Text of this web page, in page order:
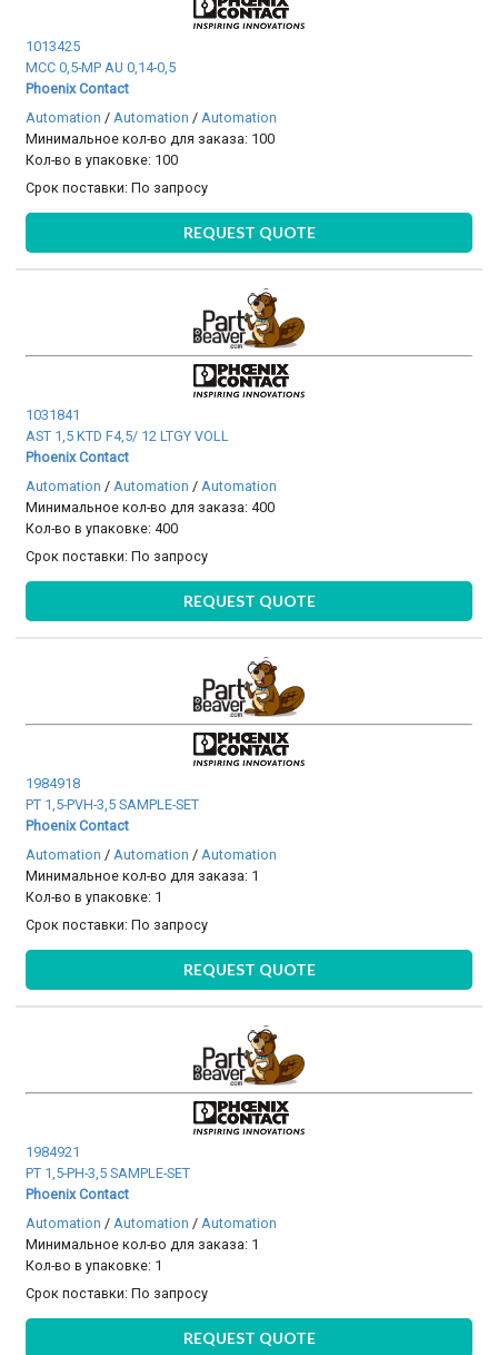
1013425
MCC 0,5-MP AU 0,14-0,5
Phoenix Contact
Automation / Automation / Automation
Минимальное кол-во для заказа: 100
Кол-во в упаковке: 100
Срок поставки:По запросу
REQUEST QUOTE
1031841
AST 1,5 KTD F4,5/ 12 LTGY VOLL
Phoenix Contact
Automation / Automation / Automation
Минимальное кол-во для заказа: 400
Кол-во в упаковке: 400
Срок поставки:По запросу
REQUEST QUOTE
1984918
PT 1,5-PVH-3,5 SAMPLE-SET
Phoenix Contact
Automation / Automation / Automation
Минимальное кол-во для заказа: 1
Кол-во в упаковке: 1
Срок поставки:По запросу
REQUEST QUOTE
1984921
PT 1,5-PH-3,5 SAMPLE-SET
Phoenix Contact
Automation / Automation / Automation
Минимальное кол-во для заказа: 1
Кол-во в упаковке: 1
Срок поставки:По запросу
REQUEST QUOTE